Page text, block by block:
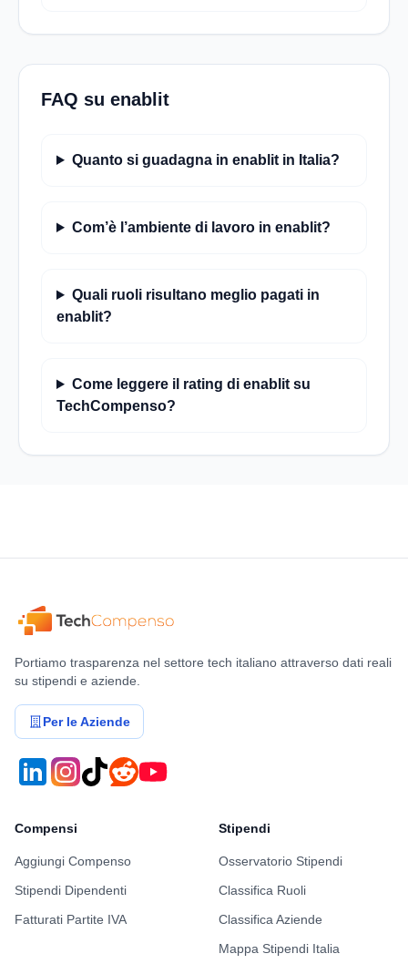
FAQ su enablit
Quanto si guadagna in enablit in Italia?
Com’è l’ambiente di lavoro in enablit?
Quali ruoli risultano meglio pagati in
enablit?
Come leggere il rating di enablit su
TechCompenso?
Portiamo trasparenza nel settore tech italiano attraverso dati reali
su stipendi e aziende.
Per le Aziende
Compensi
Aggiungi Compenso
Stipendi Dipendenti
Fatturati Partite IVA
Stipendi
Osservatorio Stipendi
Classifica Ruoli
Classifica Aziende
Mappa Stipendi Italia